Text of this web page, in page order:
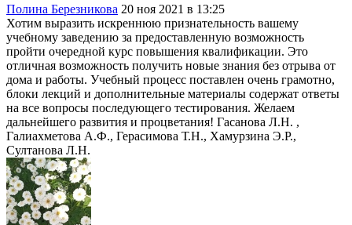
Полина Березникова 20 ноя 2021 в 13:25
Хотим выразить искреннюю признательность вашему
учебному заведению за предоставленную возможность
пройти очередной курс повышения квалификации. Это
отличная возможность получить новые знания без отрыва от
дома и работы. Учебный процесс поставлен очень грамотно,
блоки лекций и дополнительные материалы содержат ответы
на все вопросы последующего тестирования. Желаем
дальнейшего развития и процветания! Гасанова Л.Н. ,
Галиахметова А.Ф., Герасимова Т.Н., Хамурзина Э.Р.,
Султанова Л.Н.